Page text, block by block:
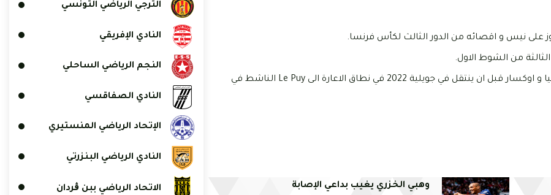
ويذكر ان بن فرج البالغ من العمر 22 عاما تكون في لافالات و مارسيليا و اوكسار قبل ان ينتقل في جويلية 2022 في نطاق الاعارة الى Le Puy الناشط في
وهبي الخزري يغيب بداعي الإصابة
الترجي الرياضي التونسي
النادي الإفريقي
النجم الرياضي الساحلي
النادي الصفاقسي
الإتحاد الرياضي المنستيري
النادي الرياضي البنزرتي
الاتحاد الرياضي ببن ڨردان